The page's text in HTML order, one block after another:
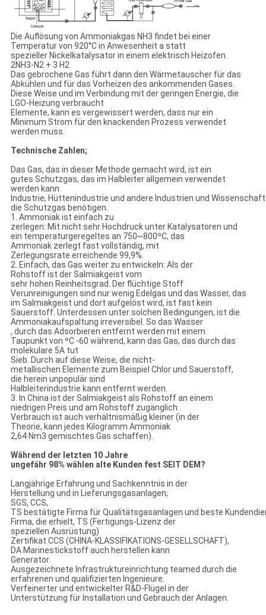
Die Auflösung von Ammoniakgas NH3 findet bei einer
Temperatur von 920°C in Anwesenheit a statt
spezieller Nickelkatalysator in einem elektrisch Heizofen.
2NH3-N2 + 3 H2
Das gebrochene Gas führt dann den Wärmetauscher für das
Abkühlen und für das Vorheizen des ankommenden Gases.
Diese Weise und im Verbindung mit der geringen Energie, die
LGO-Heizung verbraucht
Elemente, kann es vergewissert werden, dass nur ein
Minimum Strom für den knackenden Prozess verwendet
werden muss.
Technische Zahlen;
Das Gas, das in dieser Methode gemacht wird, ist ein
gutes Schutzgas, das im Halbleiter allgemein verwendet
werden kann
Industrie, Hüttenindustrie und andere Industrien und
die Schutzgas benötigen.
1. Ammoniak ist einfach zu
zerlegen: Mit nicht sehr Hochdruck unter Katalysatoren und
ein temperaturgeregeltes an 750~800ºC, das
Ammoniak zerlegt fast vollständig, mit
Zerlegungsrate erreichende 99,9%.
2. Einfach, das Gas weiter zu entwickeln: Als der
Rohstoff ist der Salmiakgeist vom
sehr hohen Reinheitsgrad. Der flüchtige Stoff
Verunreinigungen sind nur wenig Edelgas und das Wasser, das
im Salmiakgeist und dort aufgelöst wird, ist fast kein
Sauerstoff. Unterdessen unter solchen Bedingungen, ist die
Ammoniakaufspaltung irreversibel. So das Wasser
, durch das Adsorbieren entfernt werden mit einem
Taupunkt von ºC -60 während, kann das Gas, das durch das
molekulare 5A tut
Sieb. Durch auf diese Weise, die nicht-
metallischen Elemente zum Beispiel Chlor und Sauerstoff,
die herein unpopulär sind
Halbleiterindustrie kann entfernt werden.
3. In China ist der Salmiakgeist als Rohstoff an einem
niedrigen Preis und am Rohstoff zugänglich
Verbrauch ist auch verhältnismäßig kleiner (in der
Theorie, kann jedes Kilogramm Ammoniak
2,64 Nm3 gemischtes Gas schaffen).
Während der letzten 10 Jahre
ungefähr 98% wählen alte Kunden fest SEIT DEM?
Langjährige Erfahrung und Sachkenntnis in der
Herstellung und in Lieferungsgasanlagen;
SGS, CCS,
TS bestätigte Firma für Qualitätsgasanlagen und beste
Firma, die erhielt, TS (Fertigungs-Lizenz der
speziellen Ausrüstung)
Zertifikat CCS (CHINA-KLASSIFIKATIONS-GESELLSCHAFT),
DA Marinestickstoff auch herstellen kann
Generator.
Ausgezeichnete Infrastruktureinrichtung teamed durch die
erfahrenen und qualifizierten Ingenieure.
Verfeinerter und entwickelter R&D-Flügel in der
Unterstützung für Installation und Gebrauch der Anlagen.